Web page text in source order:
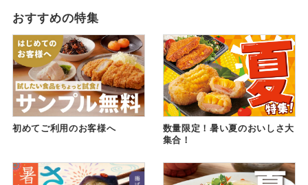
おすすめの特集
初めてご利用のお客様へ
数量限定！暑い夏のおいしさ大
集合！